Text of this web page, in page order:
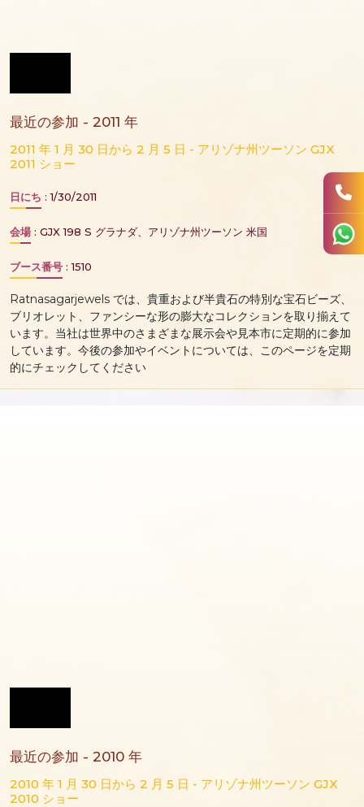
最近の参加 - 2011 年
2011 年 1 月 30 日から 2 月 5 日 - アリゾナ州ツーソン GJX
2011 ショー
日にち : 1/30/2011
会場 : GJX 198 S グラナダ、アリゾナ州ツーソン 米国
ブース番号 : 1510
Ratnasagarjewels では、貴重および半貴石の特別な宝石ビーズ、
ブリオレット、ファンシーな形の膨大なコレクションを取り揃えて
います。当社は世界中のさまざまな展示会や見本市に定期的に参加
しています。今後の参加やイベントについては、このページを定期
的にチェックしてください
最近の参加 - 2010 年
2010 年 1 月 30 日から 2 月 5 日 - アリゾナ州ツーソン GJX
2010 ショー